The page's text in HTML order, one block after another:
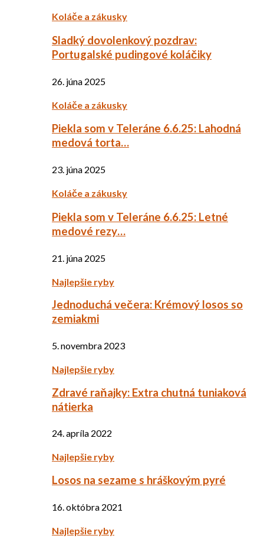
Koláče a zákusky
Sladký dovolenkový pozdrav:
Portugalské pudingové koláčiky
26. júna 2025
Koláče a zákusky
Piekla som v Teleráne 6.6.25: Lahodná
medová torta…
23. júna 2025
Koláče a zákusky
Piekla som v Teleráne 6.6.25: Letné
medové rezy…
21. júna 2025
Najlepšie ryby
Jednoduchá večera: Krémový losos so
zemiakmi
5. novembra 2023
Najlepšie ryby
Zdravé raňajky: Extra chutná tuniaková
nátierka
24. apríla 2022
Najlepšie ryby
Losos na sezame s hráškovým pyré
16. októbra 2021
Najlepšie ryby